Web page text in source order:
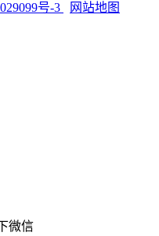
号-3 网站地图
微信